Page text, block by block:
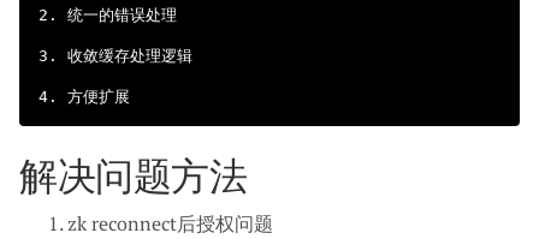
2. 统一的错误处理
3. 收敛缓存处理逻辑
解决问题方法
zk reconnect后授权问题